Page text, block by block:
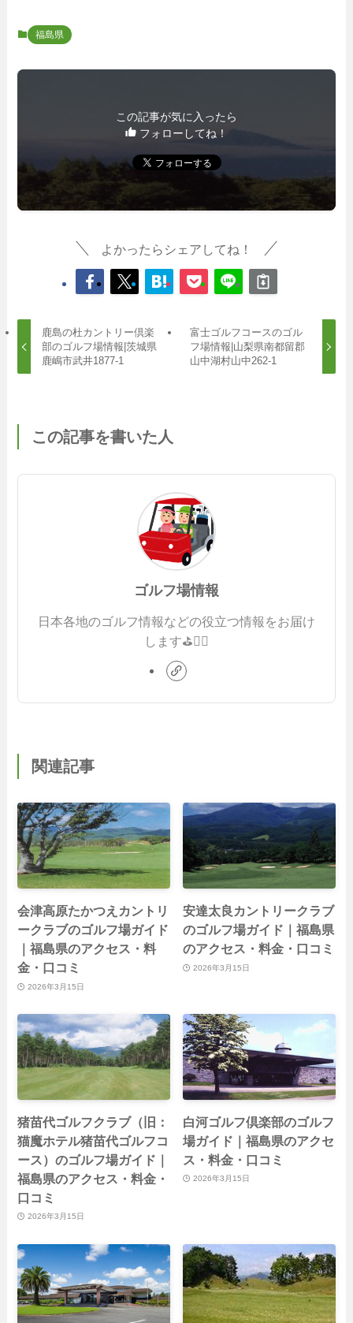
福島県
この記事が気に入ったら
フォローしてね！
よかったらシェアしてね！
鹿島の杜カントリー倶楽
部のゴルフ場情報|茨城県
鹿嶋市武井1877-1
富士ゴルフコースのゴル
フ場情報|山梨県南都留郡
山中湖村山中262-1
この記事を書いた人
ゴルフ場情報
日本各地のゴルフ情報などの役立つ情報をお届け
します⛳️🏌️‍♂️
関連記事
会津高原たかつえカントリ
ークラブのゴルフ場ガイド
｜福島県のアクセス・料
金・口コミ
2026年3月15日
安達太良カントリークラブ
のゴルフ場ガイド｜福島県
のアクセス・料金・口コミ
2026年3月15日
猪苗代ゴルフクラブ（旧：
猫魔ホテル猪苗代ゴルフコ
ース）のゴルフ場ガイド｜
福島県のアクセス・料金・
口コミ
2026年3月15日
白河ゴルフ倶楽部のゴルフ
場ガイド｜福島県のアクセ
ス・料金・口コミ
2026年3月15日